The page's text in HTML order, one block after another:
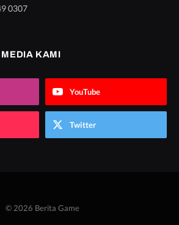
0307
KAMI
YouTube
Twitter
© 2026 Berita Game